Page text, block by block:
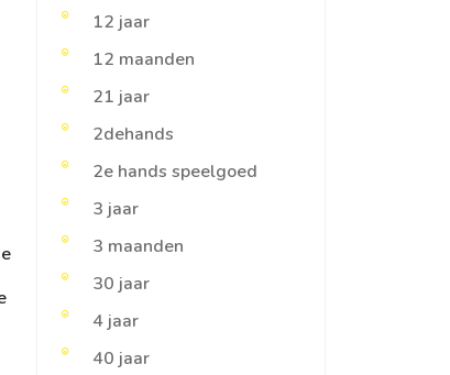
12 jaar
12 maanden
21 jaar
2dehands
2e hands speelgoed
3 jaar
3 maanden
30 jaar
4 jaar
40 jaar